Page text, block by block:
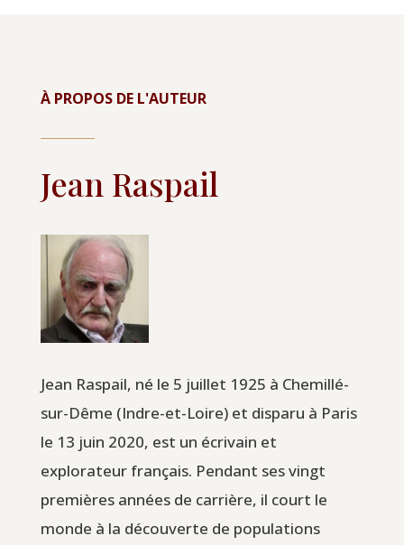
À PROPOS DE L'AUTEUR
Jean Raspail
Jean Raspail, né le 5 juillet 1925 à Chemillé-
sur-Dême (Indre-et-Loire) et disparu à Paris
le 13 juin 2020, est un écrivain et
explorateur français. Pendant ses vingt
premières années de carrière, il court le
monde à la découverte de populations